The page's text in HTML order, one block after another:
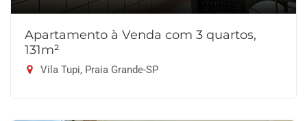
Apartamento à Venda com 3 quartos,
131m²
Vila Tupi, Praia Grande-SP